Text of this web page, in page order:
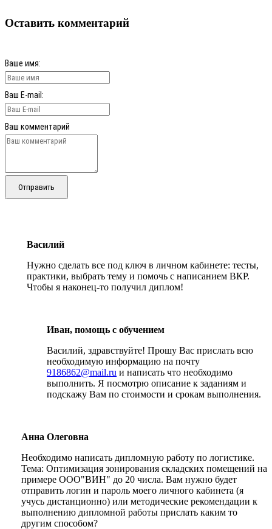
Оставить комментарий
Ваше имя:
Ваш E-mail:
Ваш комментарий
Отправить
Василий
Нужно сделать все под ключ в личном кабинете: тесты,
практики, выбрать тему и помочь с написанием ВКР.
Чтобы я наконец-то получил диплом!
Иван, помощь с обучением
Василий, здравствуйте! Прошу Вас прислать всю
необходимую информацию на почту
9186862@mail.ru и написать что необходимо
выполнить. Я посмотрю описание к заданиям и
подскажу Вам по стоимости и срокам выполнения.
Анна Олеговна
Необходимо написать дипломную работу по логистике.
Тема: Оптимизация зонирования складских помещений на
примере ООО"ВИН" до 20 числа. Вам нужно будет
отправить логин и пароль моего личного кабинета (я
учусь дистанционно) или методические рекомендации к
выполнению дипломной работы прислать каким то
другим способом?